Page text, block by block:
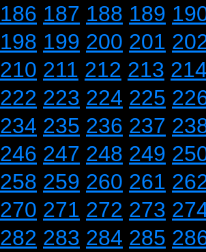
186 187 188 189
198 199 200 201
210 211 212 213
222 223 224 225
234 235 236 237
246 247 248 249
258 259 260 261
270 271 272 273
282 283 284 285